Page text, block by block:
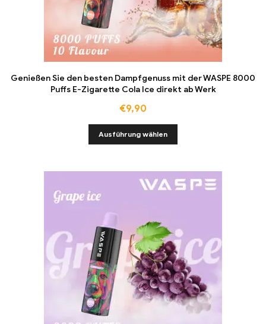
Genießen Sie den besten Dampfgenuss mit der WASPE 8000
Puffs E-Zigarette Cola Ice direkt ab Werk
€9,90
Ausführung wählen